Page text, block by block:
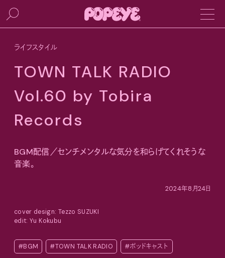
ライフスタイル
TOWN TALK RADIO
Vol.60 by Tobira
Records
BGM配信／センチメンタルな気分を和らげてくれそうな
音楽。
2024年8月24日
cover design: Tezzo SUZUKI
edit: Yu Kokubu
#BGM #TOWN TALK RADIO #ポッドキャスト